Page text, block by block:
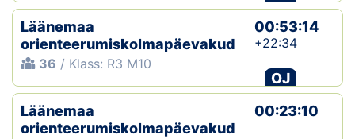
Läänemaa
orienteerumiskolmapäevakud
36 / Klass: R3 M10
00:53:14
+22:34
OJ
Läänemaa
orienteerumiskolmapäevakud
00:23:10